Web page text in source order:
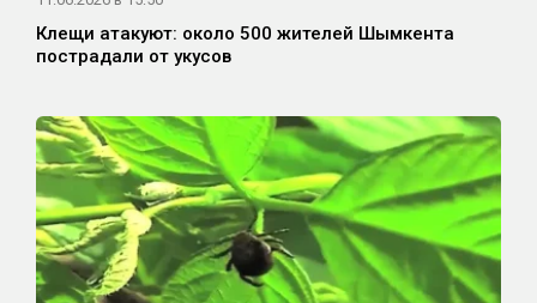
Клещи атакуют: около 500 жителей Шымкента
пострадали от укусов